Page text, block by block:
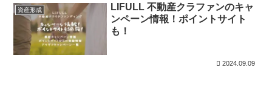
資産形成
LIFULL 不動産クラファンのキャ
ンペーン情報！ポイントサイト
も！
2024.09.09